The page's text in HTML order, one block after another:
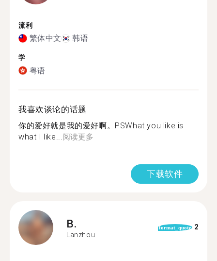
流利
繁体中文 韩语
学
粤语
我喜欢谈论的话题
你的爱好就是我的爱好啊。PSWhat you like is
what I like... 阅读更多
下载软件
B.
Lanzhou
format_quote 2